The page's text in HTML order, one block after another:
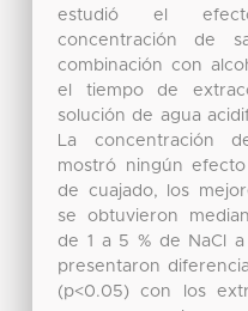
estudió el
concentración de
combinación con
el tiempo de
solución de agua
La concentración
mostró ningún
de cuajado, los
se obtuvieron
de 1 a 5 % de NaCl
presentaron
(p<0.05) con los